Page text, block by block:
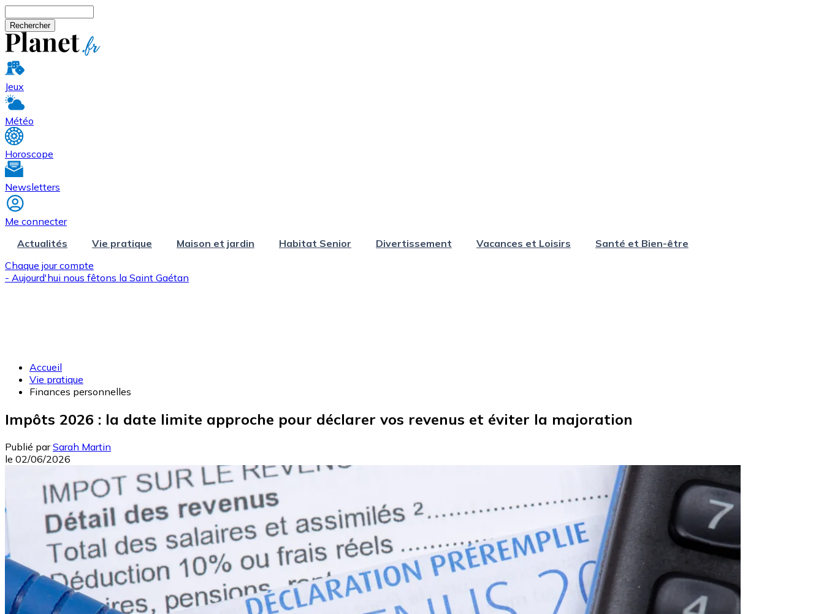
Jeux
Météo
Horoscope
Newsletters
Me connecter
Actualités
Vie pratique Maison et jardin Habitat Senior Divertissement Vacances et Loisirs
Santé et Bien-être
Chaque jour compte
- Aujourd'hui nous fêtons la Saint Gaétan
Accueil
Vie pratique
Finances personnelles
Impôts 2026 : la date limite approche pour déclarer vos revenus et éviter la majoration
Publié par Sarah Martin
le 02/06/2026